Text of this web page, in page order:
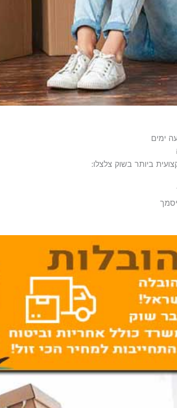
ימים
ביותר בשוק צלצלו: